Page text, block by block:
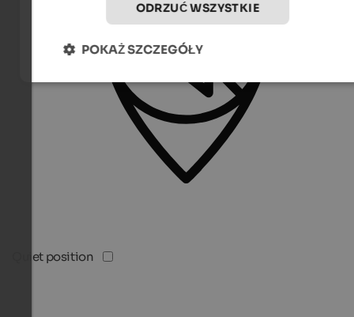
Quiet position
ODRZUĆ WSZYSTKIE
POKAŻ SZCZEGÓŁY